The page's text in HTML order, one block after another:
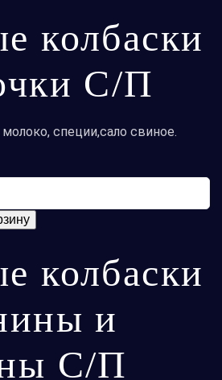
колбаски
С/П
специи,сало свиное.
колбаски
и
С/П